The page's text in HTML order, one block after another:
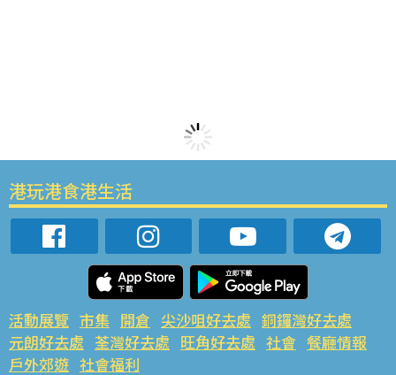
港玩港食港生活
活動展覽 市集 開倉 尖沙咀好去處 銅鑼灣好去處
元朗好去處 荃灣好去處 旺角好去處 社會 餐廳情報
戶外郊遊 社會福利